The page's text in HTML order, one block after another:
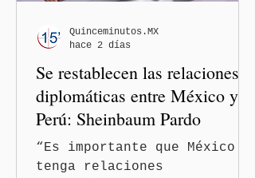
señalados como
discriminatorios hacia
hombres y personas adultas
mayores.
Se restablecen las relaciones
diplomáticas entre México y
Perú: Sheinbaum Pardo
“Es importante que México
tenga relaciones
Quinceminutos.MX
hace 2 días